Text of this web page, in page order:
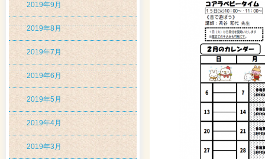
2019年9月
2019年8月
2019年7月
2019年6月
2019年5月
2019年4月
2019年3月